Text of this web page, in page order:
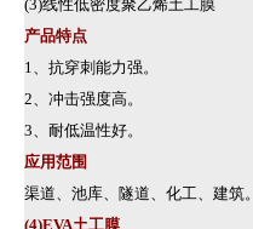
1
(3)线性低密度聚乙烯土工膜
产品特点
1、抗穿刺能力强。
2、冲击强度高。
3、耐低温性好。
应用范围
渠道、池库、隧道、化工、建筑。
(4)EVA土工膜